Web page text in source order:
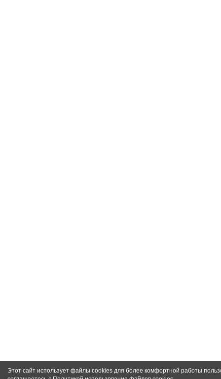
Этот сайт использует файлы cookies для более комфортной работы